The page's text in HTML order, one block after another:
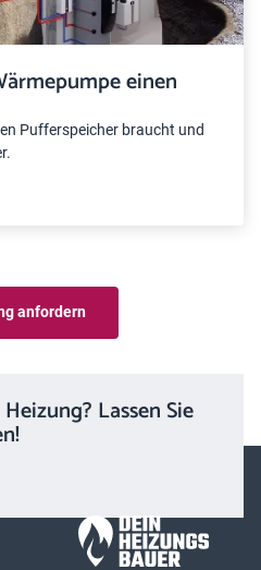
einen
Pufferspeicher braucht und
anfordern
Lassen Sie